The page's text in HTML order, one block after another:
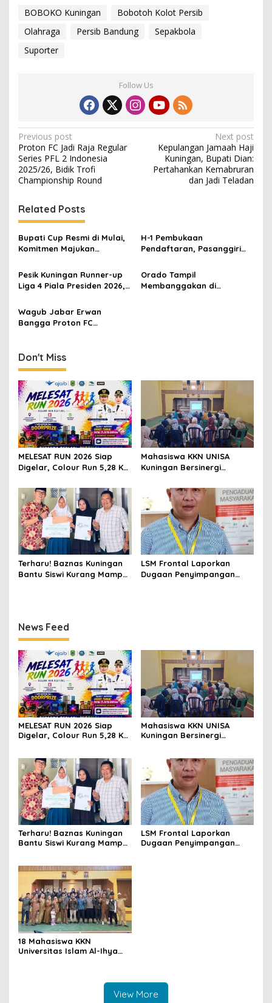
BOBOKO Kuningan
Bobotoh Kolot Persib
Olahraga
Persib Bandung
Sepakbola
Suporter
Follow Us
Post
navigation
Previous post
Proton FC Jadi Raja Regular
Series PFL 2 Indonesia
2025/26, Bidik Trofi
Championship Round
Next post
Kepulangan Jamaah Haji
Kuningan, Bupati Dian:
Pertahankan Kemabruran
dan Jadi Teladan
Related Posts
Bupati Cup Resmi di Mulai,
Komitmen Majukan
H-1 Pembukaan
Pendaftaran, Pasanggiri
Kuningan 2026 Siap Cetak
Duta Budaya dan
Pariwisata
Pesik Kuningan Runner-up
Liga 4 Piala Presiden 2026,
Taman Kota Rayakan
Perjuangan Laskar Kuda
Ciremai
Orado Tampil
Membanggakan di
Wagub Jabar Erwan
Bangga Proton FC
1 dan PON 2028
Don't Miss
MELESAT RUN 2026 Siap
Digelar, Colour Run 5,28 Km
dan Promosi Kuningan
Mahasiswa KKN UNISA
Kuningan Bersinergi
Puskesmas, Fokus Edukasi
ASI, Cegah Stunting hingga
Perawatan Lansia
Terharu! Baznas Kuningan
Bantu Siswi Kurang Mampu
LSM Frontal Laporkan
Dugaan Penyimpangan
News Feed
MELESAT RUN 2026 Siap
Digelar, Colour Run 5,28 Km
Mahasiswa KKN UNISA
Kuningan Bersinergi
ASI, Cegah Stunting hingga
Perawatan Lansia
Terharu! Baznas Kuningan
Bantu Siswi Kurang Mampu
Pernah Padam
LSM Frontal Laporkan
Dugaan Penyimpangan
18 Mahasiswa KKN
Universitas Islam Al-Ihya
View More